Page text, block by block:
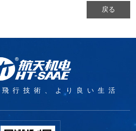
戻る
行技術、より良い生活